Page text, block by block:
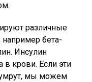
различные
бета-
Инсулин
в крови. Если эти
умрут, мы можем